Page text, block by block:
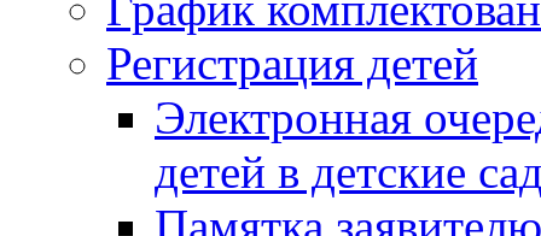
Регистрация детей
Электронная
детей в детские